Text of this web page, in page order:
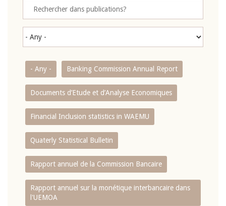
- Any - Banking Commission Annual Report
Documents d’Etude et d’Analyse Economiques
Financial Inclusion statistics in WAEMU
Quaterly Statistical Bulletin
Rapport annuel de la Commission Bancaire
Rapport annuel sur la monétique interbancaire dans
l'UEMOA